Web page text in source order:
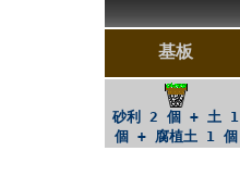
基板
砂利 2 個 + 土 1
個 + 腐植土 1 個